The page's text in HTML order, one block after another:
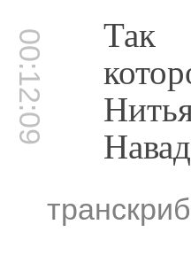
00:12:09 Так